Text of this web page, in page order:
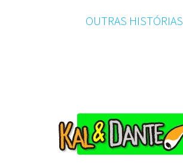
OUTRAS HISTÓRIAS